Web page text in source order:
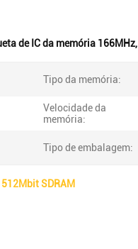
de IC da memória 166MHz,
Tipo da memória:
Velocidade da
memória:
Tipo de embalagem:
SDRAM